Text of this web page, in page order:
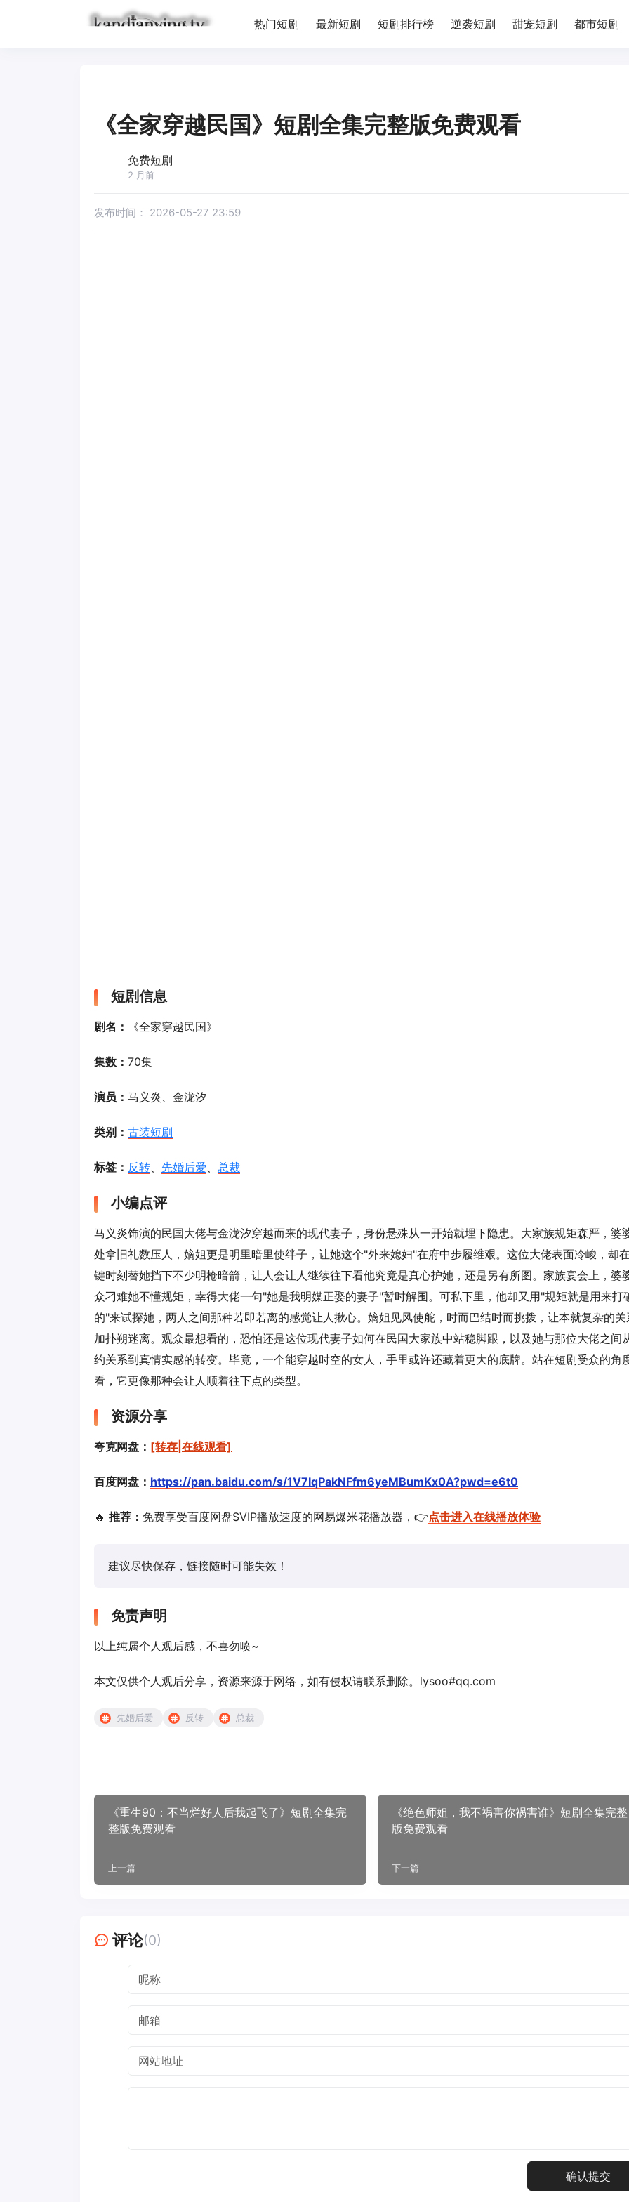
热门短剧 最新短剧 短剧排行榜 逆袭短剧 甜宠短剧 都市短剧
《全家穿越民国》短剧全集完整版免费观看
免费短剧
2 月前
发布时间： 2026-05-27 23:59
短剧信息
剧名： 《全家穿越民国》
集数： 70集
演员： 马义炎、金泷汐
类别： 古装短剧
标签： 反转、 先婚后爱、 总裁
小编点评
马义炎饰演的民国大佬与金泷汐穿越而来的现代妻子，身份悬殊从一开始就埋下隐患。大家族规矩森严，婆
处拿旧礼数压人，嫡姐更是明里暗里使绊子，让她这个"外来媳妇"在府中步履维艰。这位大佬表面冷峻，却
键时刻替她挡下不少明枪暗箭，让人会让人继续往下看他究竟是真心护她，还是另有所图。家族宴会上，婆
众刁难她不懂规矩，幸得大佬一句"她是我明媒正娶的妻子"暂时解围。可私下里，他却又用"规矩就是用来打
的"来试探她，两人之间那种若即若离的感觉让人揪心。嫡姐见风使舵，时而巴结时而挑拨，让本就复杂的关
加扑朔迷离。观众最想看的，恐怕还是这位现代妻子如何在民国大家族中站稳脚跟，以及她与那位大佬之间
约关系到真情实感的转变。毕竟，一个能穿越时空的女人，手里或许还藏着更大的底牌。站在短剧受众的角
看，它更像那种会让人顺着往下点的类型。
资源分享
夸克网盘： [转存|在线观看]
百度网盘： https://pan.baidu.com/s/1V7IqPakNFfm6yeMBumKx0A?pwd=e6t0
🔥 推荐： 免费享受百度网盘SVIP播放速度的网易爆米花播放器，👉点击进入在线播放体验
建议尽快保存，链接随时可能失效！
免责声明
以上纯属个人观后感，不喜勿喷~
本文仅供个人观后分享，资源来源于网络，如有侵权请联系删除。lysoo#qq.com
先婚后爱 反转 总裁
《重生90：不当烂好人后我起飞了》短剧全集完
整版免费观看
上一篇
《绝色师姐，我不祸害你祸害谁》短剧全集完整
版免费观看
下一篇
评论(0)